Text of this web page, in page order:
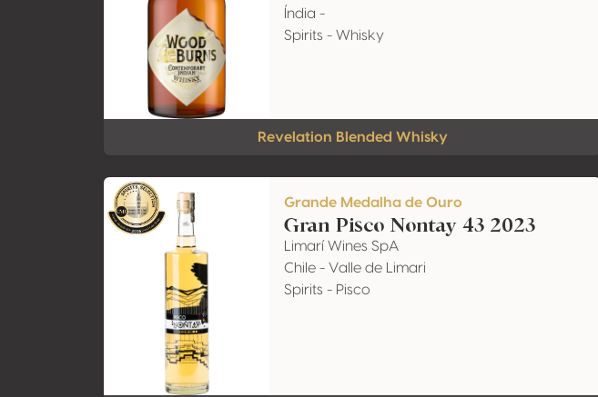
Índia -
Spirits - Whisky
Revelation Blended Whisky
Grande Medalha de Ouro
Gran Pisco Nontay 43 2023
Limarí Wines SpA
Chile - Valle de Limari
Spirits - Pisco